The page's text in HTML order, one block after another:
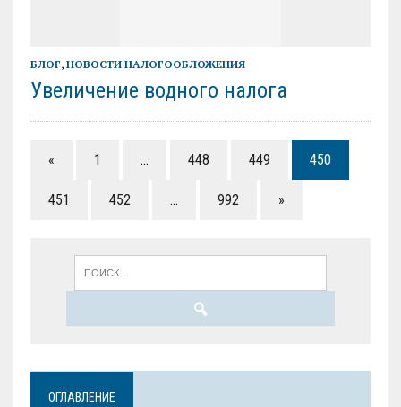
БЛОГ, НОВОСТИ НАЛОГООБЛОЖЕНИЯ
Увеличение водного налога
« 1 … 448 449 450
451 452 … 992 »
ОГЛАВЛЕНИЕ